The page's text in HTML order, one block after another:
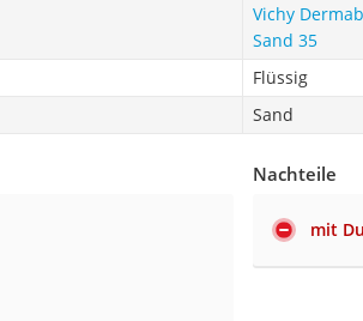
Vichy
Sand 35
Flüssig
Sand
Nachteile
mit